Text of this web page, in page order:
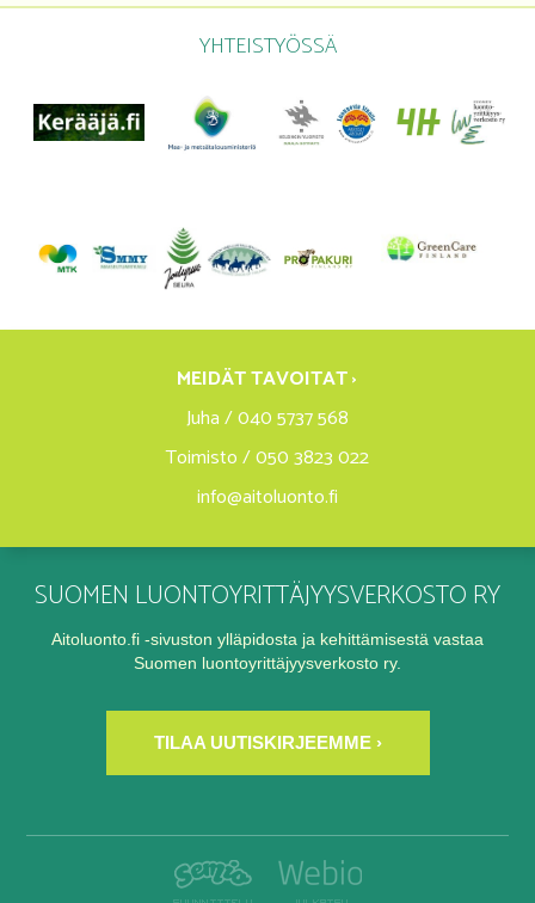
YHTEISTYÖSSÄ
MEIDÄT TAVOITAT ›
Juha / 040 5737 568
Toimisto / 050 3823 022
info@aitoluonto.fi
SUOMEN LUONTOYRITTÄJYYSVERKOSTO RY
Aitoluonto.fi -sivuston ylläpidosta ja kehittämisestä vastaa
Suomen luontoyrittäjyysverkosto ry.
TILAA UUTISKIRJEEMME ›